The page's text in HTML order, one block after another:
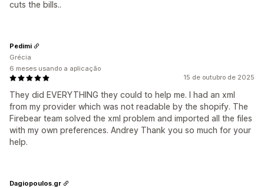
cuts the bills..
15 de outubro de 2025
They did EVERYTHING they could to help me. I had an xml
from my provider which was not readable by the shopify. The
Firebear team solved the xml problem and imported all the files
with my own preferences. Andrey Thank you so much for your
help.
Pedimi
Grécia
6 meses usando a aplicação
Dagiopoulos.gr